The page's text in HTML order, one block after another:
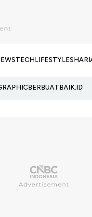
TECHLIFESTYLE
BERBUATBAIK.ID